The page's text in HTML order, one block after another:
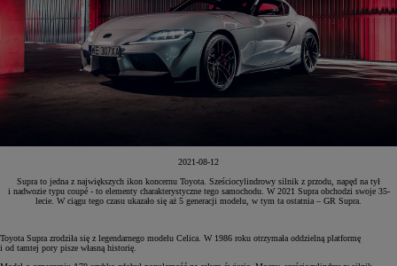
2021-08-12
Supra to jedna z największych ikon koncernu Toyota. Sześciocylindrowy silnik z przodu, napęd na tył
i nadwozie typu coupé - to elementy charakterystyczne tego samochodu. W 2021 Supra obchodzi swoje 35-
lecie. W ciągu tego czasu ukazało się aż 5 generacji modelu, w tym ta ostatnia – GR Supra.
Toyota Supra zrodziła się z legendarnego modelu Celica. W 1986 roku otrzymała oddzielną platformę
i od tamtej pory pisze własną historię.